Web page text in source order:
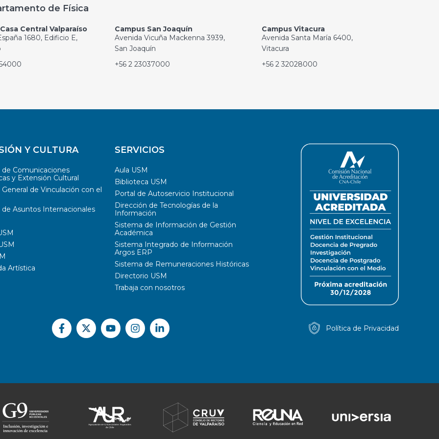
de Física
Central Valparaíso
1680, Edificio E,
Campus San Joaquín
Avenida Vicuña Mackenna 3939,
San Joaquín
+56 2 23037000
Campus Vitacura
Avenida Santa María 6400,
Vitacura
+56 2 32028000
Y CULTURA
Comunicaciones
y Extensión Cultural
de Vinculación con el
Asuntos Internacionales
Artística
SERVICIOS
Aula USM
Biblioteca USM
Portal de Autoservicio Institucional
Dirección de Tecnologías de la
Información
Sistema de Información de Gestión
Académica
Sistema Integrado de Información
Argos ERP
Sistema de Remuneraciones Históricas
Directorio USM
Trabaja con nosotros
Política de Privacidad